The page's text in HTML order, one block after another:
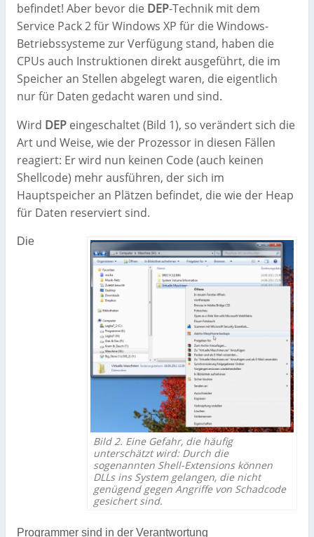
befindet! Aber bevor die DEP-Technik mit dem
Service Pack 2 für Windows XP für die Windows-
Betriebssysteme zur Verfügung stand, haben die
CPUs auch Instruktionen direkt ausgeführt, die im
Speicher an Stellen abgelegt waren, die eigentlich
nur für Daten gedacht waren und sind.
Wird DEP eingeschaltet (Bild 1), so verändert sich die
Art und Weise, wie der Prozessor in diesen Fällen
reagiert: Er wird nun keinen Code (auch keinen
Shellcode) mehr ausführen, der sich im
Hauptspeicher an Plätzen befindet, die wie der Heap
für Daten reserviert sind.
Bild 2. Eine Gefahr, die häufig
unterschätzt wird: Durch die
sogenannten Shell-Extensions können
DLLs ins System gelangen, die nicht
genügend gegen Angriffe von Schadcode
gesichert sind.
Die
Programmer sind in der Verantwortung